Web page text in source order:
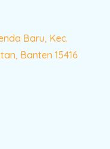
Baru, Kec.
Banten 15416